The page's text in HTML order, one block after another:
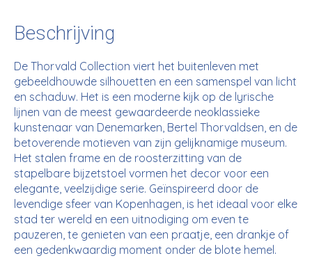
Beschrijving
De Thorvald Collection viert het buitenleven met
gebeeldhouwde silhouetten en een samenspel van licht
en schaduw. Het is een moderne kijk op de lyrische
lijnen van de meest gewaardeerde neoklassieke
kunstenaar van Denemarken, Bertel Thorvaldsen, en de
betoverende motieven van zijn gelijknamige museum.
Het stalen frame en de roosterzitting van de
stapelbare bijzetstoel vormen het decor voor een
elegante, veelzijdige serie. Geïnspireerd door de
levendige sfeer van Kopenhagen, is het ideaal voor elke
stad ter wereld en een uitnodiging om even te
pauzeren, te genieten van een praatje, een drankje of
een gedenkwaardig moment onder de blote hemel.